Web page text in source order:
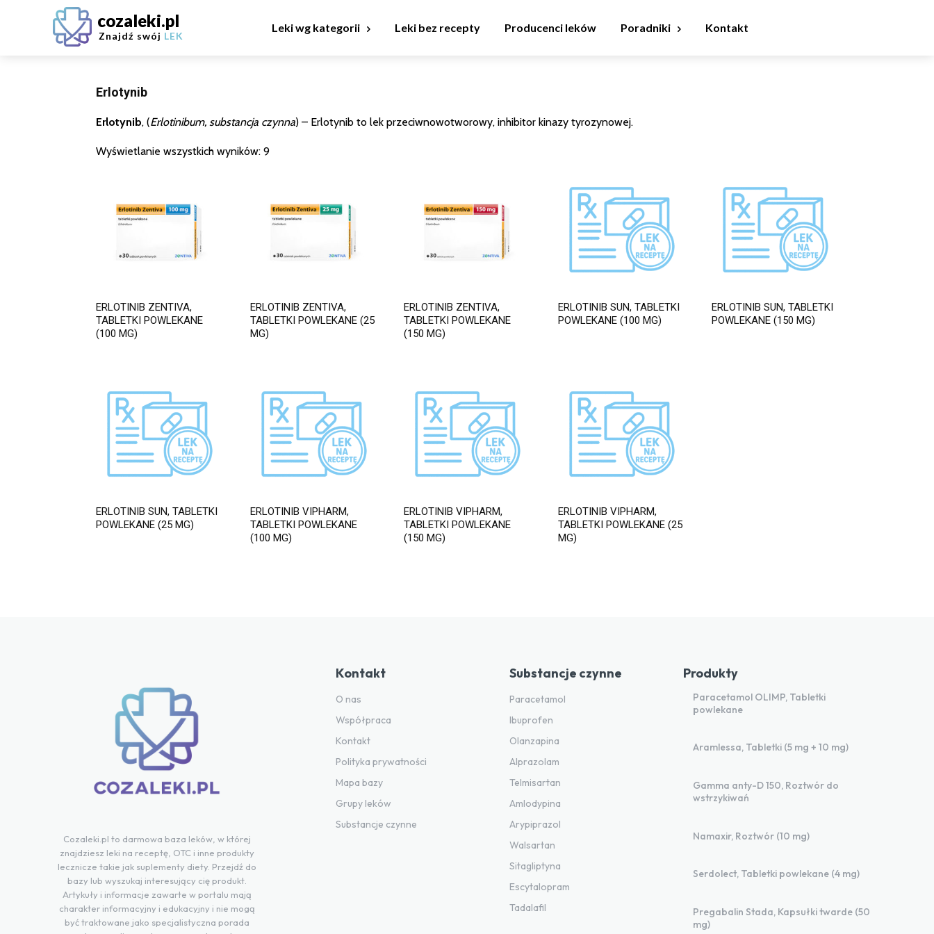
cozaleki.pl
Znajdź swój LEK
Leki wg kategorii Leki bez recepty Producenci leków Poradniki Kontakt
Erlotynib
Erlotynib, (Erlotinibum, substancja czynna) – Erlotynib to lek przeciwnowotworowy, inhibitor kinazy tyrozynowej.
Wyświetlanie wszystkich wyników: 9
ERLOTINIB ZENTIVA,
TABLETKI POWLEKANE
(100 MG)
ERLOTINIB ZENTIVA,
TABLETKI POWLEKANE (25
MG)
ERLOTINIB ZENTIVA,
TABLETKI POWLEKANE
(150 MG)
ERLOTINIB SUN, TABLETKI
POWLEKANE (100 MG)
ERLOTINIB SUN, TABLETKI
POWLEKANE (150 MG)
ERLOTINIB SUN, TABLETKI
POWLEKANE (25 MG)
ERLOTINIB VIPHARM,
TABLETKI POWLEKANE
(100 MG)
ERLOTINIB VIPHARM,
TABLETKI POWLEKANE
(150 MG)
ERLOTINIB VIPHARM,
TABLETKI POWLEKANE (25
MG)
Cozaleki.pl to darmowa baza leków, w której
znajdziesz leki na receptę, OTC i inne produkty
lecznicze takie jak suplementy diety. Przejdź do
bazy lub wyszukaj interesujący cię produkt.
Artykuły i informacje zawarte w portalu mają
charakter informacyjny i edukacyjny i nie mogą
być traktowane jako specjalistyczna porada
Kontakt
O nas
Współpraca
Kontakt
Polityka prywatności
Mapa bazy
Grupy leków
Substancje czynne
Substancje czynne
Paracetamol
Ibuprofen
Olanzapina
Alprazolam
Telmisartan
Amlodypina
Arypiprazol
Walsartan
Sitagliptyna
Escytalopram
Tadalafil
Produkty
Paracetamol OLIMP, Tabletki
powlekane
Aramlessa, Tabletki (5 mg + 10 mg)
Gamma anty-D 150, Roztwór do
wstrzykiwań
Namaxir, Roztwór (10 mg)
Serdolect, Tabletki powlekane (4 mg)
Pregabalin Stada, Kapsułki twarde (50
mg)